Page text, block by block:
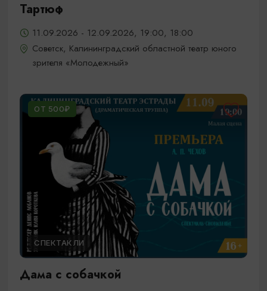
Тартюф
11.09.2026 - 12.09.2026, 19:00, 18:00
Советск, Калининградский областной театр юного
зрителя «Молодежный»
ОТ 500₽
СПЕКТАКЛИ
Дама с собачкой